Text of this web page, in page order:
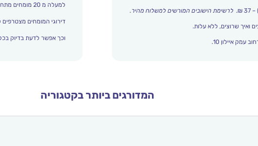
לרשימת הישובים המורשים למשלוח מהיר.
ואיך שרוצים, ללא עלות.
עמק איילון 10.
למעלה מ 20 מומחים מתחומי החינוך והתפתחות הילד מדרגים אצלנו כל הזמן את עולם הילדים.
דירוגי המומחים מצטרפים
וכך אפשר לדעת בדיוק
המדורגים ביותר בקטגוריה